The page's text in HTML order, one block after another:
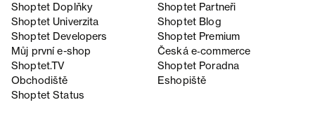
Shoptet Doplňky
Shoptet Partneři
Shoptet Univerzita
Shoptet Blog
Shoptet Developers
Shoptet Premium
Můj první e-shop
Česká e‑commerce
Shoptet.TV
Shoptet Poradna
Obchodiště
Eshopiště
Shoptet Status